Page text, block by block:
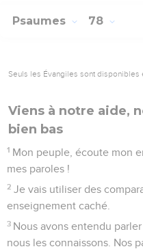
Psaumes 78
Seuls les Évangiles sont disponibles
Viens à notre aide,
bien bas
1 Mon peuple, écoute mon
mes paroles !
2 Je vais utiliser des
enseignement caché.
3 Nous avons entendu
nous les connaissons. Nos